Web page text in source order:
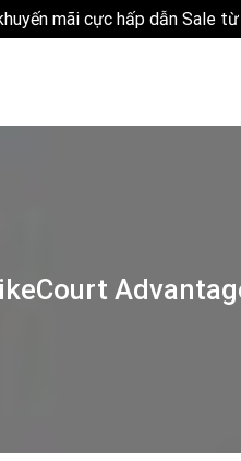
mãi cực hấp dẫn Sale